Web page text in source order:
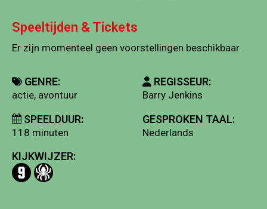
Speeltijden & Tickets
Er zijn momenteel geen voorstellingen beschikbaar.
GENRE:
actie, avontuur
SPEELDUUR:
118 minuten
KIJKWIJZER:
REGISSEUR:
Barry Jenkins
GESPROKEN TAAL:
Nederlands